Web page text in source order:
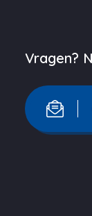
Vragen?